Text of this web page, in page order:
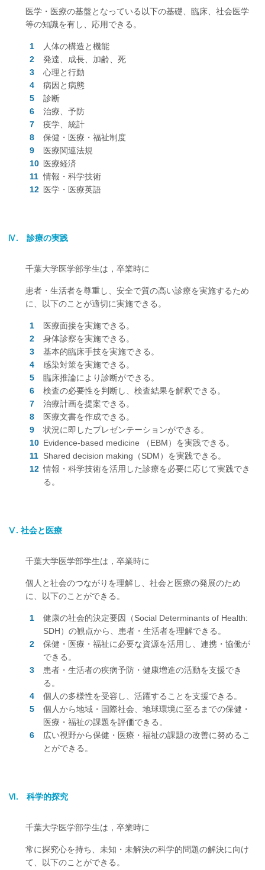
医学・医療の基盤となっている以下の基礎、臨床、社会医学
等の知識を有し、応用できる。
人体の構造と機能
発達、成長、加齢、死
心理と行動
病因と病態
診断
治療、予防
疫学、統計
保健・医療・福祉制度
医療関連法規
医療経済
情報・科学技術
医学・医療英語
Ⅳ. 診療の実践
千葉大学医学部学生は，卒業時に
患者・生活者を尊重し、安全で質の高い診療を実施するため
に、以下のことが適切に実施できる。
医療面接を実施できる。
身体診察を実施できる。
基本的臨床手技を実施できる。
感染対策を実施できる。
臨床推論により診断ができる。
検査の必要性を判断し、検査結果を解釈できる。
治療計画を提案できる。
医療文書を作成できる。
状況に即したプレゼンテーションができる。
Evidence-based medicine （EBM）を実践できる。
Shared decision making（SDM）を実践できる。
情報・科学技術を活用した診療を必要に応じて実践でき
る。
Ⅴ. 社会と医療
千葉大学医学部学生は，卒業時に
個人と社会のつながりを理解し、社会と医療の発展のため
に、以下のことができる。
健康の社会的決定要因（Social Determinants of Health:
SDH）の観点から、患者・生活者を理解できる。
保健・医療・福祉に必要な資源を活用し、連携・協働が
できる。
患者・生活者の疾病予防・健康増進の活動を支援でき
る。
個人の多様性を受容し、活躍することを支援できる。
個人から地域・国際社会、地球環境に至るまでの保健・
医療・福祉の課題を評価できる。
広い視野から保健・医療・福祉の課題の改善に努めるこ
とができる。
Ⅵ. 科学的探究
千葉大学医学部学生は，卒業時に
常に探究心を持ち、未知・未解決の科学的問題の解決に向け
て、以下のことができる。